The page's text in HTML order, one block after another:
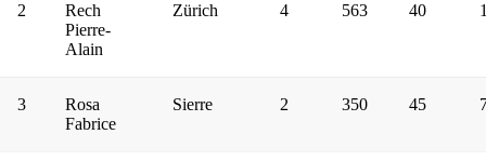
2
Rech
Pierre-
Alain
Zürich 4 563 40
3
Rosa
Fabrice
Sierre 2 350 45